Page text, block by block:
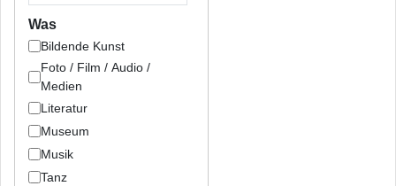
Was
Bildende Kunst
Foto / Film / Audio /
Medien
Literatur
Museum
Musik
Tanz